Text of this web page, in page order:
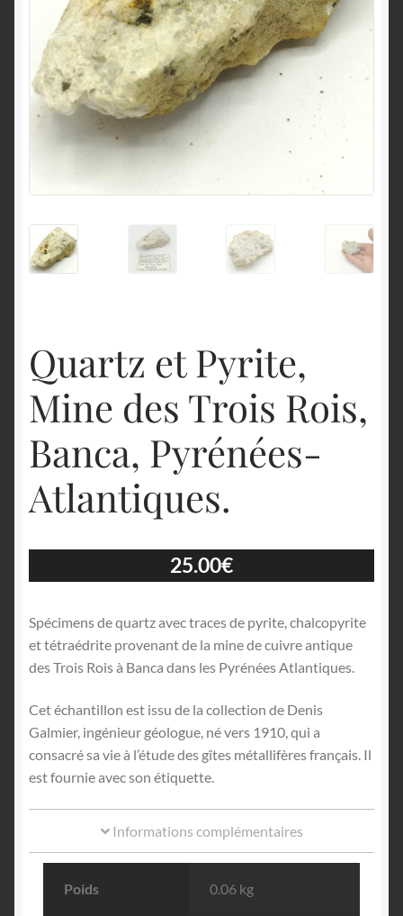
Quartz et Pyrite,
Mine des Trois Rois,
Banca, Pyrénées-
Atlantiques.
25.00€
Spécimens de quartz avec traces de pyrite, chalcopyrite
et tétraédrite provenant de la mine de cuivre antique
des Trois Rois à Banca dans les Pyrénées Atlantiques.
Cet échantillon est issu de la collection de Denis
Galmier, ingénieur géologue, né vers 1910, qui a
consacré sa vie à l’étude des gîtes métallifères français. Il
est fournie avec son étiquette.
Informations complémentaires
Poids 0.06 kg